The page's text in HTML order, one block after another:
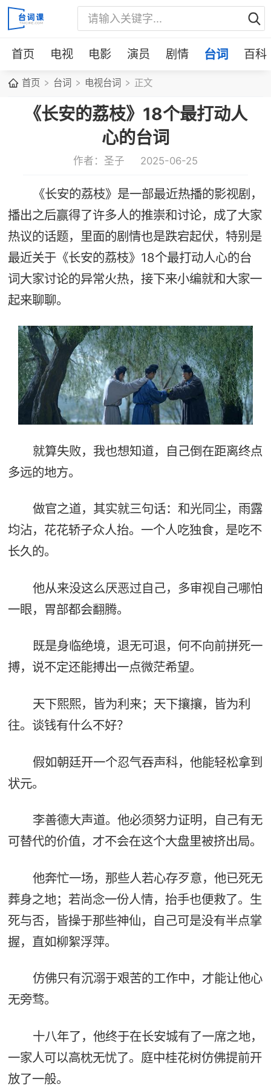
首页 电视 电影 演员 剧情 台词 百科
首页 台词 电视台词 正文
《长安的荔枝》18个最打动人
心的台词
作者：圣子 2025-06-25
《长安的荔枝》是一部最近热播的影视剧，
播出之后赢得了许多人的推崇和讨论，成了大家
热议的话题，里面的剧情也是跌宕起伏，特别是
最近关于《长安的荔枝》18个最打动人心的台
词大家讨论的异常火热，接下来小编就和大家一
起来聊聊。
就算失败，我也想知道，自己倒在距离终点
多远的地方。
做官之道，其实就三句话：和光同尘，雨露
均沾，花花轿子众人抬。一个人吃独食，是吃不
长久的。
他从来没这么厌恶过自己，多审视自己哪怕
一眼，胃部都会翻腾。
既是身临绝境，退无可退，何不向前拼死一
搏，说不定还能搏出一点微茫希望。
天下熙熙，皆为利来；天下攘攘，皆为利
往。谈钱有什么不好？
假如朝廷开一个忍气吞声科，他能轻松拿到
状元。
李善德大声道。他必须努力证明，自己有无
可替代的价值，才不会在这个大盘里被挤出局。
他奔忙一场，那些人若心存歹意，他已死无
葬身之地；若尚念一份人情，抬手也便救了。生
死与否，皆操于那些神仙，自己可是没有半点掌
握，直如柳絮浮萍。
仿佛只有沉溺于艰苦的工作中，才能让他心
无旁骛。
十八年了，他终于在长安城有了一席之地，
一家人可以高枕无忧了。庭中桂花树仿佛提前开
放了一般。